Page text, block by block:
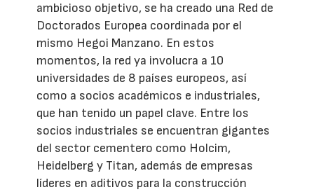
ambicioso objetivo, se ha creado una Red de
Doctorados Europea coordinada por el
mismo Hegoi Manzano. En estos
momentos, la red ya involucra a 10
universidades de 8 países europeos, así
como a socios académicos e industriales,
que han tenido un papel clave. Entre los
socios industriales se encuentran gigantes
del sector cementero como Holcim,
Heidelberg y Titan, además de empresas
líderes en aditivos para la construcción